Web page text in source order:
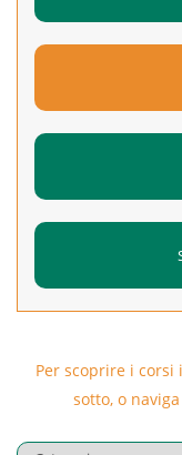
Per scoprire i
sotto, o